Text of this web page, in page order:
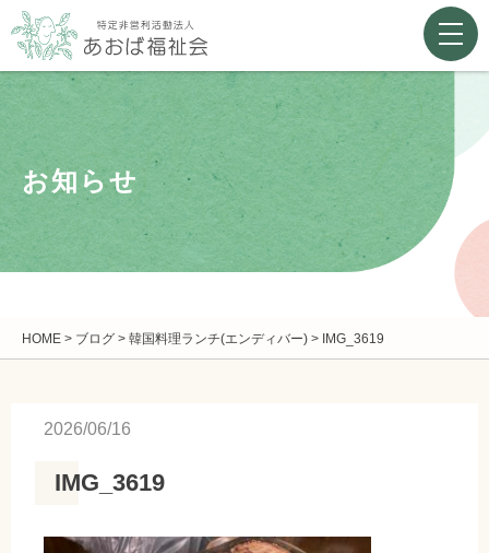
お知らせ
HOME > ブログ > 韓国料理ランチ(エンディバー) > IMG_3619
2026/06/16
IMG_3619